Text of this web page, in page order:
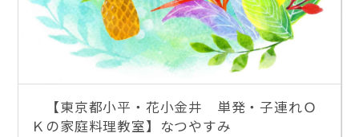
【東京都小平・花小金井 単発・子連れＯ
Ｋの家庭料理教室】なつやすみ